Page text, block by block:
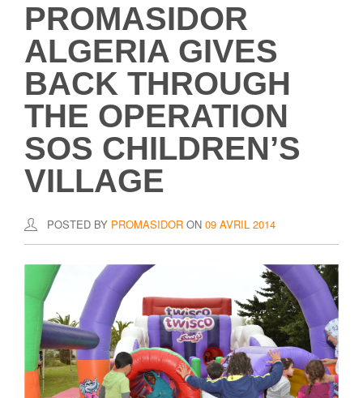
PROMASIDOR
ALGERIA GIVES
BACK THROUGH
THE OPERATION
SOS CHILDREN’S
VILLAGE
POSTED BY PROMASIDOR ON 09 AVRIL 2014